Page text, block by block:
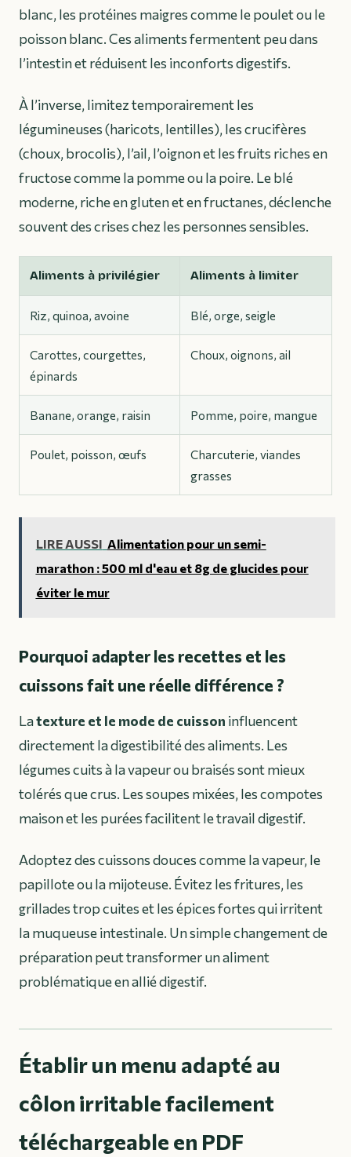
blanc, les protéines maigres comme le poulet ou le
poisson blanc. Ces aliments fermentent peu dans
l’intestin et réduisent les inconforts digestifs.
À l’inverse, limitez temporairement les
légumineuses (haricots, lentilles), les crucifères
(choux, brocolis), l’ail, l’oignon et les fruits riches en
fructose comme la pomme ou la poire. Le blé
moderne, riche en gluten et en fructanes, déclenche
souvent des crises chez les personnes sensibles.
Aliments à privilégier Aliments à limiter
Riz, quinoa, avoine Blé, orge, seigle
Carottes, courgettes,
épinards
Choux, oignons, ail
Banane, orange, raisin Pomme, poire, mangue
Poulet, poisson, œufs
Charcuterie, viandes
grasses
LIRE AUSSI Alimentation pour un semi-
marathon : 500 ml d'eau et 8g de glucides pour
éviter le mur
Pourquoi adapter les recettes et les
cuissons fait une réelle différence ?
Latexture et le mode de cuisson influencent
directement la digestibilité des aliments. Les
légumes cuits à la vapeur ou braisés sont mieux
tolérés que crus. Les soupes mixées, les compotes
maison et les purées facilitent le travail digestif.
Adoptez des cuissons douces comme la vapeur, le
papillote ou la mijoteuse. Évitez les fritures, les
grillades trop cuites et les épices fortes qui irritent
la muqueuse intestinale. Un simple changement de
préparation peut transformer un aliment
problématique en allié digestif.
Établir un menu adapté au
côlon irritable facilement
téléchargeable en PDF